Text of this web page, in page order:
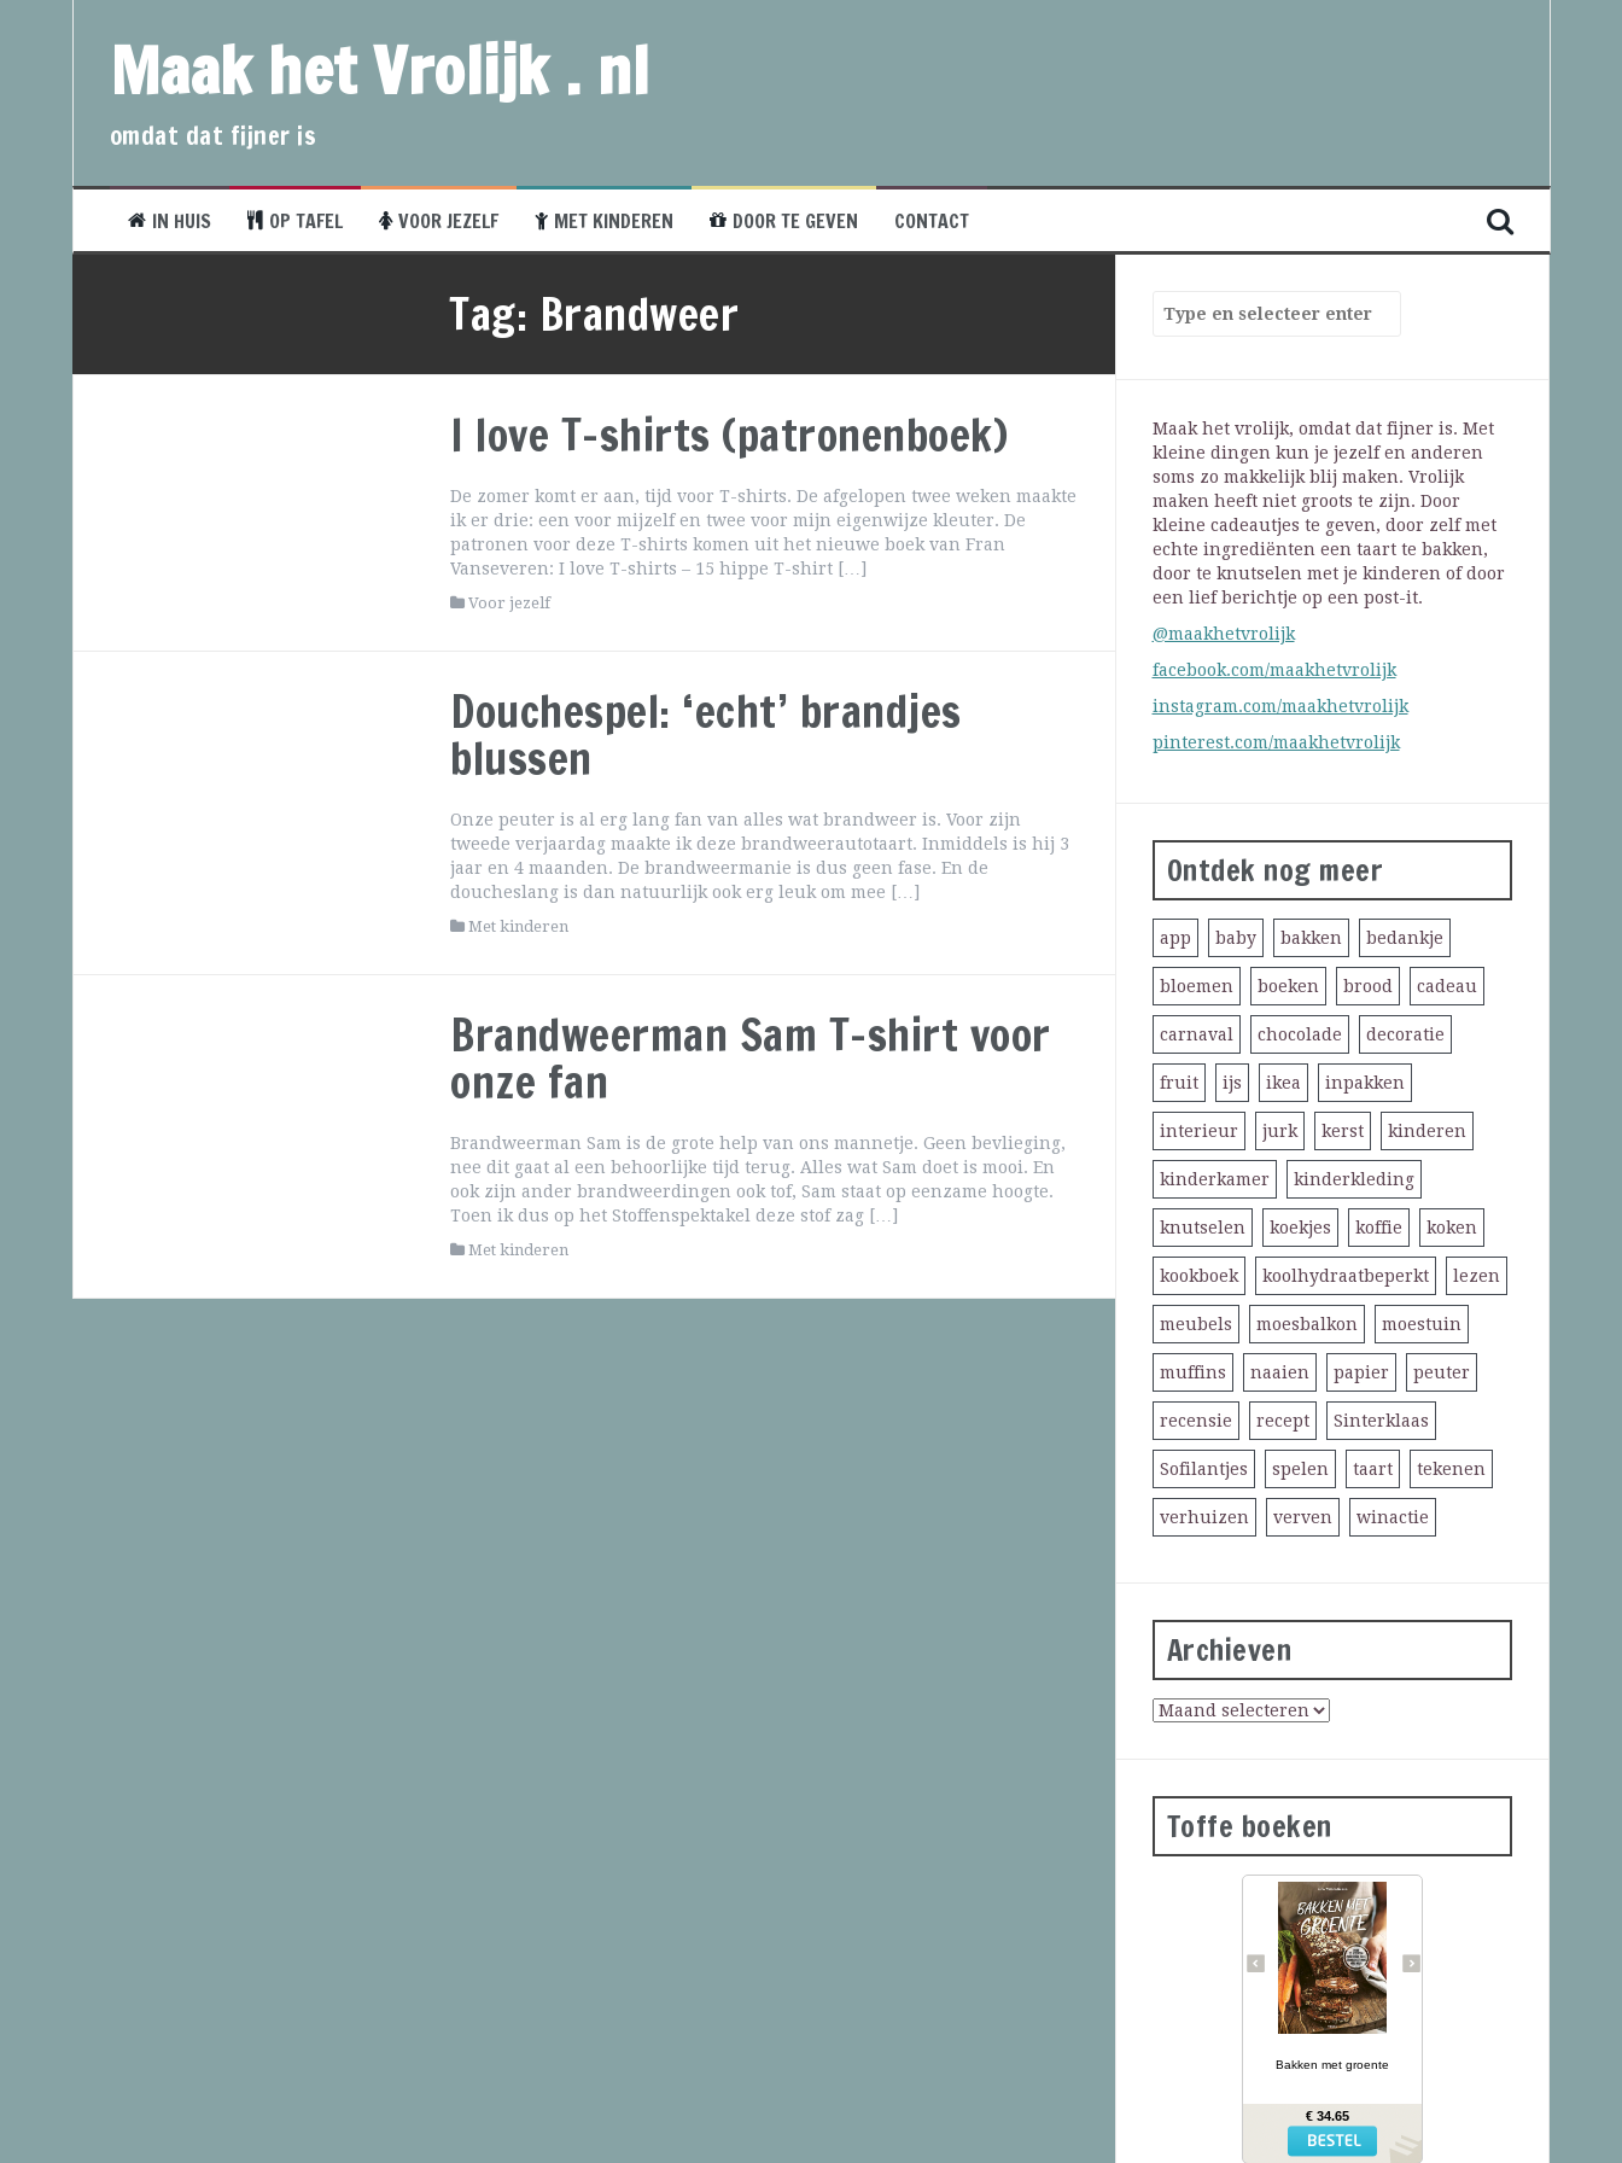
Maak het Vrolijk . nl
omdat dat fijner is
IN HUIS OP TAFEL VOOR JEZELF MET KINDEREN DOOR TE GEVEN CONTACT
Tag: Brandweer
I love T-shirts (patronenboek)
De zomer komt er aan, tijd voor T-shirts. De afgelopen twee weken maakte
ik er drie: een voor mijzelf en twee voor mijn eigenwijze kleuter. De
patronen voor deze T-shirts komen uit het nieuwe boek van Fran
Vanseveren: I love T-shirts – 15 hippe T-shirt […]
Voor jezelf
Douchespel: ‘echt’ brandjes
blussen
Onze peuter is al erg lang fan van alles wat brandweer is. Voor zijn
tweede verjaardag maakte ik deze brandweerautotaart. Inmiddels is hij 3
jaar en 4 maanden. De brandweermanie is dus geen fase. En de
doucheslang is dan natuurlijk ook erg leuk om mee […]
Met kinderen
Brandweerman Sam T-shirt voor
onze fan
Brandweerman Sam is de grote help van ons mannetje. Geen bevlieging,
nee dit gaat al een behoorlijke tijd terug. Alles wat Sam doet is mooi. En
ook zijn ander brandweerdingen ook tof, Sam staat op eenzame hoogte.
Toen ik dus op het Stoffenspektakel deze stof zag […]
Met kinderen
Maak het vrolijk, omdat dat fijner is. Met
kleine dingen kun je jezelf en anderen
soms zo makkelijk blij maken. Vrolijk
maken heeft niet groots te zijn. Door
kleine cadeautjes te geven, door zelf met
echte ingrediënten een taart te bakken,
door te knutselen met je kinderen of door
een lief berichtje op een post-it.
@maakhetvrolijk
facebook.com/maakhetvrolijk
instagram.com/maakhetvrolijk
pinterest.com/maakhetvrolijk
Ontdek nog meer
app baby bakken bedankje
bloemen boeken brood cadeau
carnaval chocolade decoratie
fruit ijs ikea inpakken
interieur jurk kerst kinderen
kinderkamer kinderkleding
knutselen koekjes koffie koken
kookboek koolhydraatbeperkt lezen
meubels moesbalkon moestuin
muffins naaien papier peuter
recensie recept Sinterklaas
Sofilantjes spelen taart tekenen
verhuizen verven winactie
Archieven
Toffe boeken
courgettebaguettes,
wortelbroodjes en
roggecrackers met
knolselderij: wanneer je
groente in het deeg doet,
krijg je mals en kleurrijk
brood dat ook nog eens
gezonder is dan gewoon
brood. In Bakken met
kookboekenauteur en
recepten (waarvan vele
glutenvrij) voor broden,
bolletjes, baguettes,
crackers en zoete
… lees meer
Bakken met groente
€ 34.65